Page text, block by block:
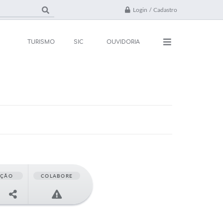
Login / Cadastro
TURISMO SIC OUVIDORIA
COLABORE